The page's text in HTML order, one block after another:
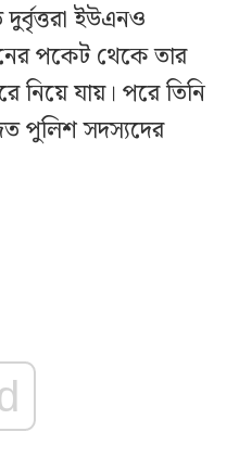
ইউএনও
পকেট থেকে তার
যায়। পরে তিনি
পুলিশ সদস্যদের